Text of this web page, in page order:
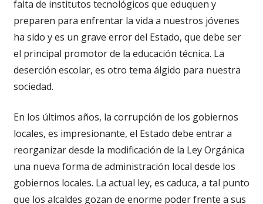
falta de institutos tecnológicos que eduquen y
preparen para enfrentar la vida a nuestros jóvenes
ha sido y es un grave error del Estado, que debe ser
el principal promotor de la educación técnica. La
deserción escolar, es otro tema álgido para nuestra
sociedad.
En los últimos años, la corrupción de los gobiernos
locales, es impresionante, el Estado debe entrar a
reorganizar desde la modificación de la Ley Orgánica
una nueva forma de administración local desde los
gobiernos locales. La actual ley, es caduca, a tal punto
que los alcaldes gozan de enorme poder frente a sus